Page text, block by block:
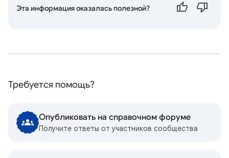
Эта информация оказалась полезной?
Требуется помощь?
Опубликовать на справочном форуме
Получите ответы от участников сообщества